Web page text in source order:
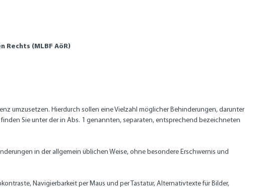
(MLBF AöR)
umzusetzen. Hierdurch sollen eine Vielzahl möglicher Behinderungen, darunter
Sie unter der in Abs. 1 genannten, separaten, entsprechend bezeichneten
in der allgemein üblichen Weise, ohne besondere Erschwernis und
Navigierbarkeit per Maus und per Tastatur, Alternativtexte für Bilder,